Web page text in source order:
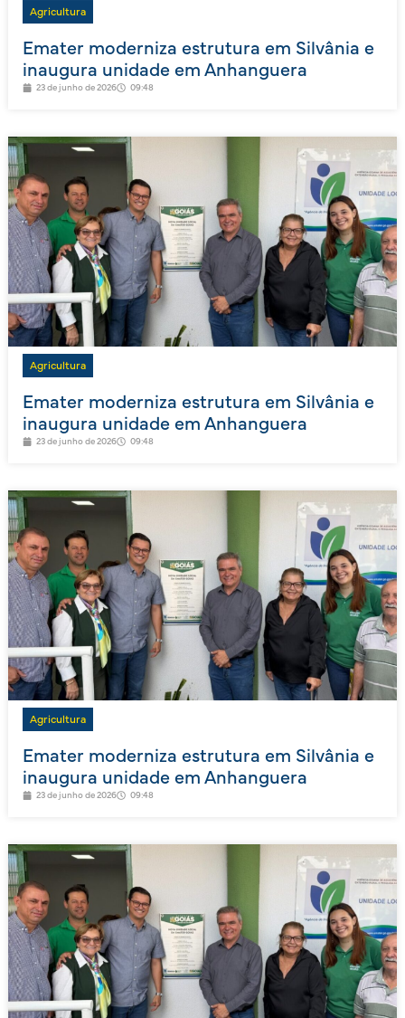
Agricultura
Emater moderniza estrutura em Silvânia e
inaugura unidade em Anhanguera
23 de junho de 2026 09:48
Agricultura
Emater moderniza estrutura em Silvânia e
inaugura unidade em Anhanguera
23 de junho de 2026 09:48
Agricultura
Emater moderniza estrutura em Silvânia e
inaugura unidade em Anhanguera
23 de junho de 2026 09:48